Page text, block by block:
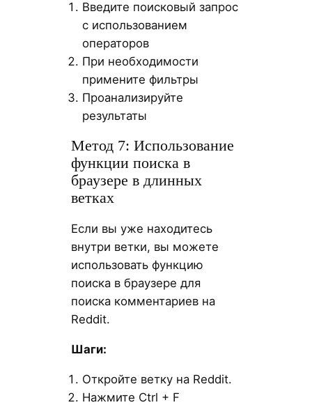
Введите поисковый запрос
с использованием
операторов
При необходимости
примените фильтры
Проанализируйте
результаты
Метод 7: Использование
функции поиска в
браузере в длинных
ветках
Если вы уже находитесь
внутри ветки, вы можете
использовать функцию
поиска в браузере для
поиска комментариев на
Reddit.
Шаги:
Откройте ветку на Reddit.
Нажмите Ctrl + F